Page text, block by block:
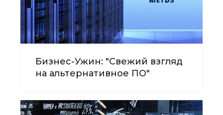
Бизнес-Ужин: "Свежий взгляд
на альтернативное ПО"